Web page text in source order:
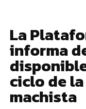
La
informa
ciclo de
machista